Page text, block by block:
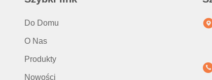
Do Domu
O Nas
Produkty
Nowości